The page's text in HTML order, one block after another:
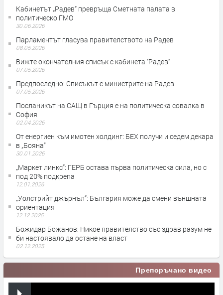
Кабинетът „Радев“ превръща Сметната палата в
политическо ГМО
30.06.2026
Парламентът гласува правителството на Радев
08.05.2026
Вижте окончателния списък с кабинета ''Радев''
07.05.2026
Предпоследно: Списъкът с министрите на Радев
07.05.2026
Посланикът на САЩ в Гърция е на политическа совалка в
София
02.04.2026
От енергиен към имотен холдинг: БЕХ получи и седем декара
в „Бояна"
30.01.2026
„Маркет линкс“: ГЕРБ остава първа политическа сила, но с
под 20% подкрепа
12.01.2026
„Уолстрийт джърнъл“: България може да смени външната
ориентация
12.12.2025
Божидар Божанов: Никое правителство със здрав разум не
би настоявало да остане на власт
02.12.2025
Препоръчано видео